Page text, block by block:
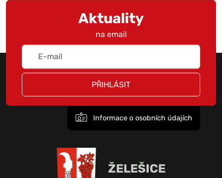
Aktuality
na email
PŘIHLÁSIT
Informace o osobních údajích
ŽELEŠICE